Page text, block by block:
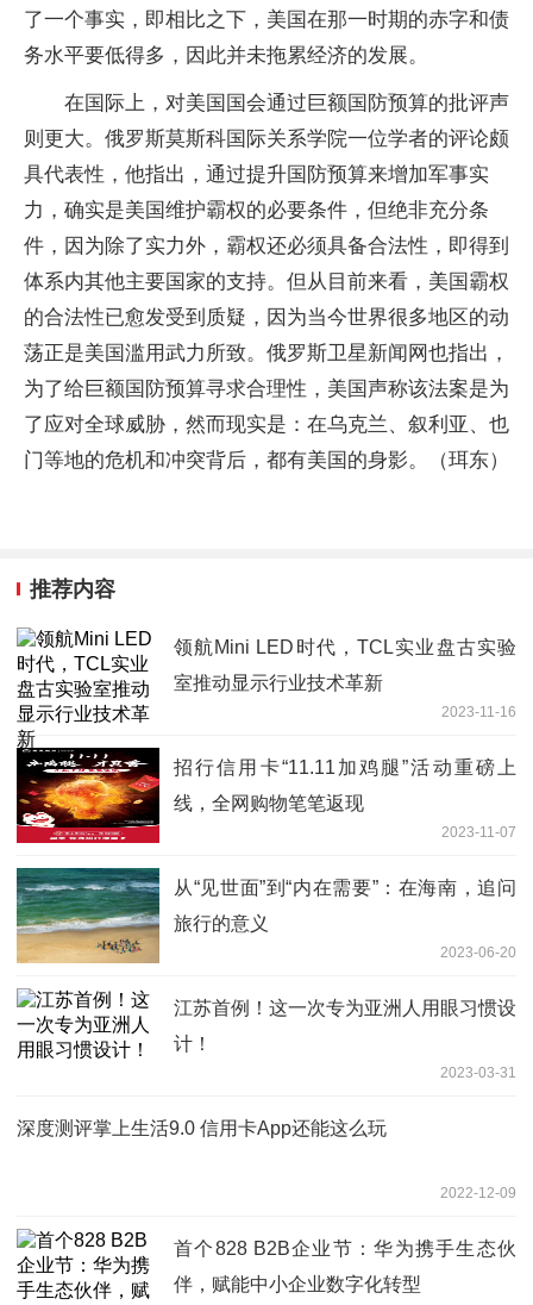
了一个事实，即相比之下，美国在那一时期的赤字和债
务水平要低得多，因此并未拖累经济的发展。
在国际上，对美国国会通过巨额国防预算的批评声
则更大。俄罗斯莫斯科国际关系学院一位学者的评论颇
具代表性，他指出，通过提升国防预算来增加军事实
力，确实是美国维护霸权的必要条件，但绝非充分条
件，因为除了实力外，霸权还必须具备合法性，即得到
体系内其他主要国家的支持。但从目前来看，美国霸权
的合法性已愈发受到质疑，因为当今世界很多地区的动
荡正是美国滥用武力所致。俄罗斯卫星新闻网也指出，
为了给巨额国防预算寻求合理性，美国声称该法案是为
了应对全球威胁，然而现实是：在乌克兰、叙利亚、也
门等地的危机和冲突背后，都有美国的身影。（珥东）
推荐内容
领航Mini LED时代，TCL实业盘古实验
室推动显示行业技术革新
2023-11-16
招行信用卡“11.11加鸡腿”活动重磅上
线，全网购物笔笔返现
2023-11-07
从“见世面”到“内在需要”：在海南，追问
旅行的意义
2023-06-20
江苏首例！这一次专为亚洲人用眼习惯设
计！
2023-03-31
深度测评掌上生活9.0 信用卡App还能这么玩
2022-12-09
首个828 B2B企业节：华为携手生态伙
伴，赋能中小企业数字化转型